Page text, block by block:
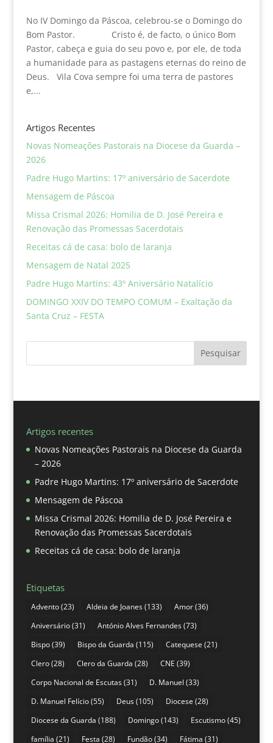
No IV Domingo da Páscoa, celebrou-se o Domingo do
Bom Pastor. Cristo é, de facto, o único Bom
Pastor, cabeça e guia do seu povo e, por ele, de toda
a humanidade para as pastagens eternas do reino de
Deus. Vila Cova sempre foi uma terra de pastores
e,...
Artigos Recentes
Novas Nomeações Pastorais na Diocese da Guarda –
2026
Padre Hugo Martins: 17º aniversário de Sacerdote
Mensagem de Páscoa
Missa Crismal 2026: Homilia de D. José Pereira e
Renovação das Promessas Sacerdotais
Receitas cá de casa: bolo de laranja
Mensagem de Natal 2025
Padre Hugo Martins: 43º Aniversário Natalício
DOMINGO XXIV DO TEMPO COMUM – Exaltação da
Santa Cruz – FESTA
Pesquisar
Artigos recentes
Novas Nomeações Pastorais na Diocese da Guarda
– 2026
Padre Hugo Martins: 17º aniversário de Sacerdote
Mensagem de Páscoa
Missa Crismal 2026: Homilia de D. José Pereira e
Renovação das Promessas Sacerdotais
Receitas cá de casa: bolo de laranja
Etiquetas
Advento(23) Aldeia de Joanes(133) Amor(36)
Aniversário(31) António Alves Fernandes(73)
Bispo(39) Bispo da Guarda (115) Catequese (21)
Clero(28) Clero da Guarda (28) CNE (39)
Corpo Nacional de Escutas(31) D. Manuel (33)
D. Manuel Felício(55) Deus(105) Diocese (28)
Diocese da Guarda (188) Domingo(143) Escutismo(45)
família (21) Festa (28) Fundão(34) Fátima (31)